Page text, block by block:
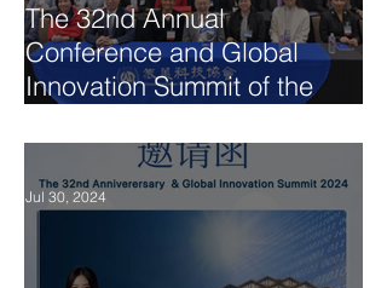
The 32nd Annual
Conference and Global
Innovation Summit of the
Science and Technology
USA (CAST-USA)
Successfully Concluded
Jul 30, 2024